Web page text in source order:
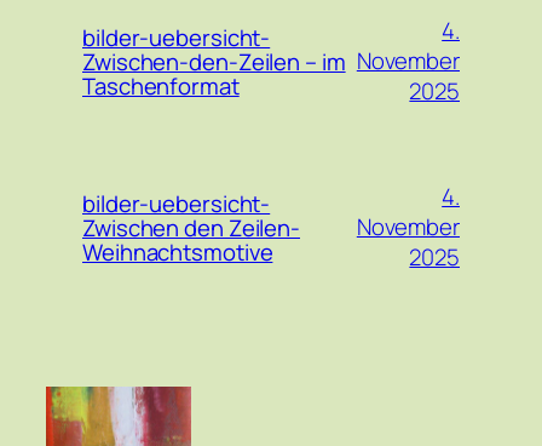
bilder-uebersicht-
Zwischen-den-Zeilen – im
Taschenformat
4.
November
2025
bilder-uebersicht-
Zwischen den Zeilen-
Weihnachtsmotive
4.
November
2025